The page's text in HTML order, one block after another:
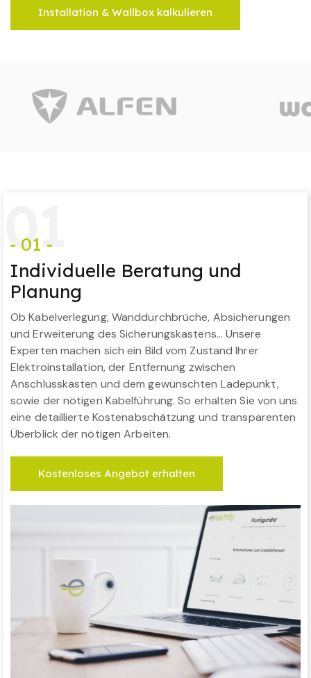
Installation & Wallbox kalkulieren
01
- 01 -
Individuelle Beratung und
Planung
Ob Kabelverlegung, Wanddurchbrüche, Absicherungen
und Erweiterung des Sicherungskastens… Unsere
Experten machen sich ein Bild vom Zustand Ihrer
Elektroinstallation, der Entfernung zwischen
Anschlusskasten und dem gewünschten Ladepunkt,
sowie der nötigen Kabelführung. So erhalten Sie von uns
eine detaillierte Kostenabschätzung und transparenten
Überblick der nötigen Arbeiten.
Kostenloses Angebot erhalten